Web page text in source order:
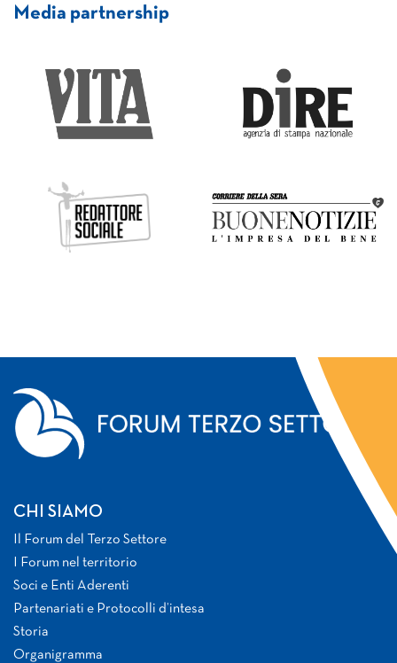
Media partnership
CHI SIAMO
Il Forum del Terzo Settore
I Forum nel territorio
Soci e Enti Aderenti
Partenariati e Protocolli d’intesa
Storia
Organigramma